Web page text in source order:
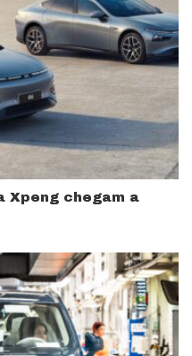
Xpeng chegam a